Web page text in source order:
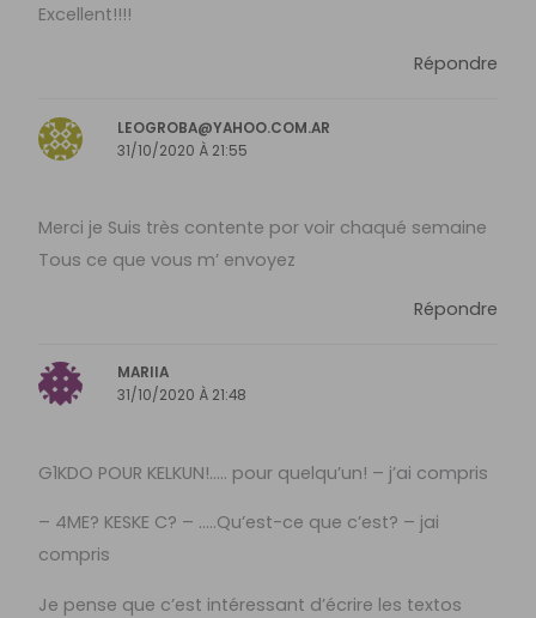
Excellent!!!!
Répondre
LEOGROBA@YAHOO.COM.AR
31/10/2020 À 21:55
Merci je Suis très contente por voir chaqué semaine
Tous ce que vous m’ envoyez
Répondre
MARIIA
31/10/2020 À 21:48
G1KDO POUR KELKUN!….. pour quelqu’un! – j’ai compris
– 4ME? KESKE C? – …..Qu’est-ce que c’est? – jai
compris
Je pense que c’est intéressant d’écrire les textos